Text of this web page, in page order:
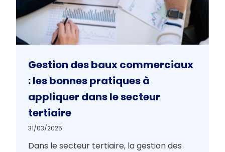
Gestion des baux commerciaux
: les bonnes pratiques à
appliquer dans le secteur
tertiaire
31/03/2025
Dans le secteur tertiaire, la gestion des